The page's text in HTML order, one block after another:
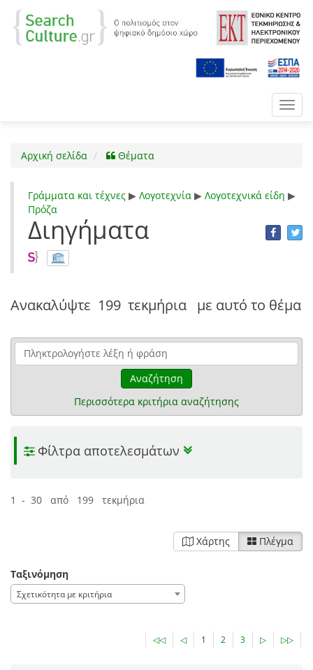
Αρχική σελίδα Θέματα
Γράμματα και τέχνες ▶ Λογοτεχνία ▶ Λογοτεχνικά είδη ▶
Πρόζα
Διηγήματα
Ανακαλύψτε 199 τεκμήρια με αυτό το θέμα
Αναζήτηση
Περισσότερα κριτήρια αναζήτησης
Φίλτρα αποτελεσμάτων
1 - 30 από 199 τεκμήρια
Χάρτης Πλέγμα
Ταξινόμηση
Σχετικότητα με κριτήρια
◁◁ ◁ 1 2 3 ▷ ▷▷